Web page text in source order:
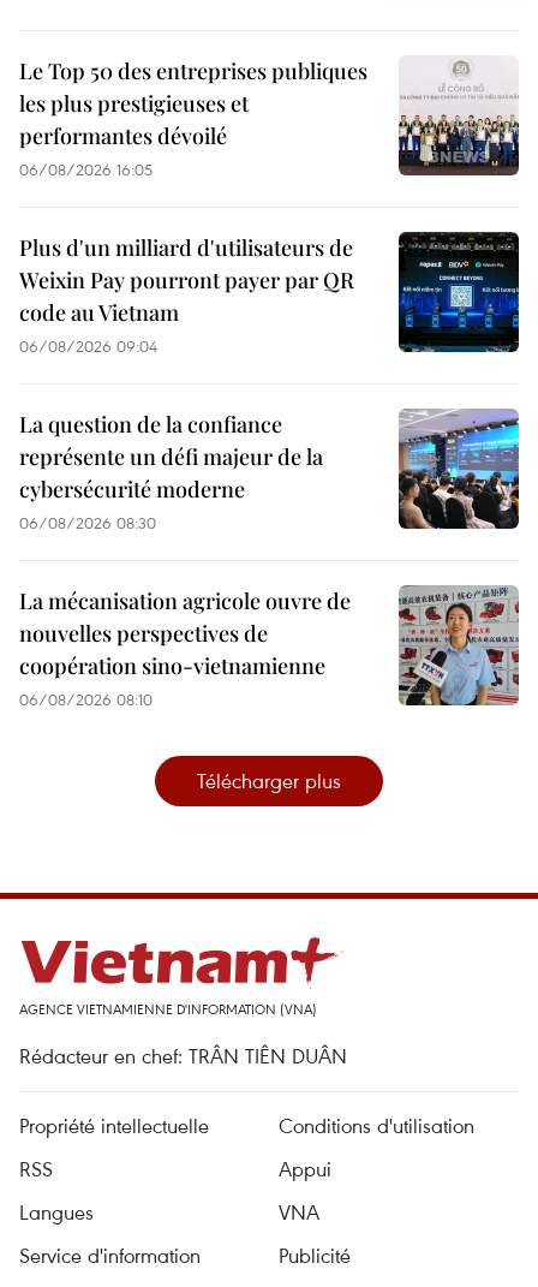
Le Top 50 des entreprises publiques
les plus prestigieuses et
performantes dévoilé
06/08/2026 16:05
Plus d'un milliard d'utilisateurs de
Weixin Pay pourront payer par QR
code au Vietnam
06/08/2026 09:04
La question de la confiance
représente un défi majeur de la
cybersécurité moderne
06/08/2026 08:30
La mécanisation agricole ouvre de
nouvelles perspectives de
coopération sino-vietnamienne
06/08/2026 08:10
Télécharger plus
AGENCE VIETNAMIENNE D'INFORMATION (VNA)
Rédacteur en chef: TRÂN TIÊN DUÂN
Propriété intellectuelle
Conditions d'utilisation
RSS
Appui
Langues
VNA
Service d'information
Publicité